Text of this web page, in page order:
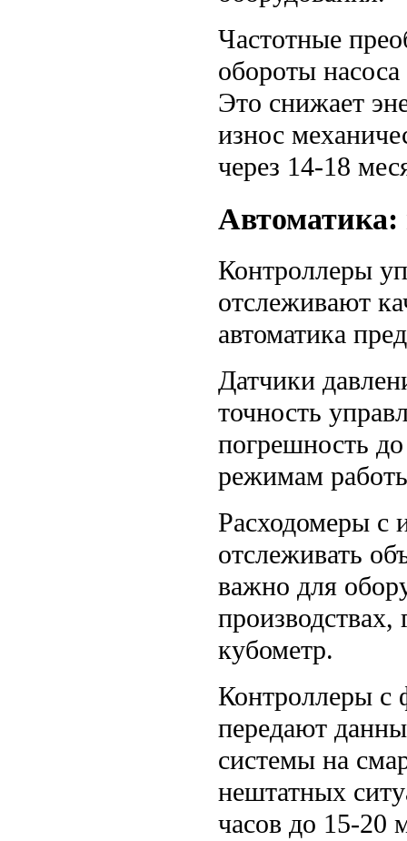
Частотные
обороты насоса
Это снижает
износ
через 14-18
Автоматика:
Контроллеры
отслеживают
автоматика
Датчики
точность
погрешность
режимам
Расходомеры с
отслеживать
важно для
кубометр.
Контроллеры с
передают
системы на
нештатных
часов до 15-20